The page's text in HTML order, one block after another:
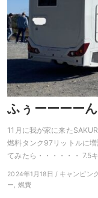
ふぅーーーー
11月に我が家に来た
燃料タンク97リットルに
てみたら・・・・・・ 7.5
2024年1月18日 / キャンピン
ー, 燃費